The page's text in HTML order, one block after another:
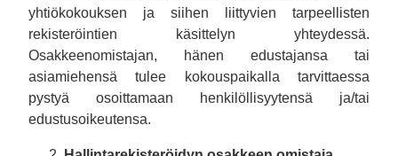
yhtiökokouksen ja siihen liittyvien tarpeellisten
rekisteröintien käsittelyn yhteydessä.
Osakkeenomistajan, hänen edustajansa tai
asiamiehensä tulee kokouspaikalla tarvittaessa
pystyä osoittamaan henkilöllisyytensä ja/tai
edustusoikeutensa.